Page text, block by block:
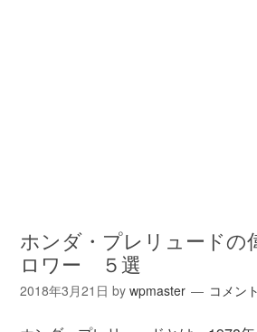
ホンダ・プレリュードの
ロワー ５選
2018年3月21日 bywpmaster コメン